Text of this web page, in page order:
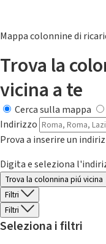
Mappa colonnine di
Trova la
vicina a te
Cerca sulla mappa
Indirizzo
Prova a inserire un
Digita e seleziona
Trova la colonnina piú vicina
Filtri
Filtri
Seleziona i filtri